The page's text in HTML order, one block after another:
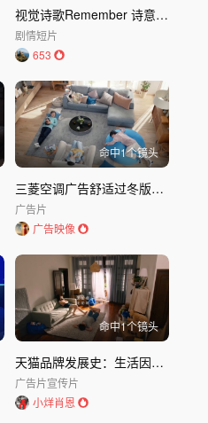
视觉诗歌Remember 诗意短片
剧情短片
653
命中1个镜头
三菱空调广告舒适过冬版｜三菱
广告片
广告映像
命中1个镜头
天猫品牌发展史：生活因你而理想
广告片宣传片
小烊肖恩